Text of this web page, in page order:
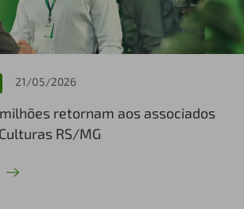
21/05/2026
retornam aos associados
RS/MG